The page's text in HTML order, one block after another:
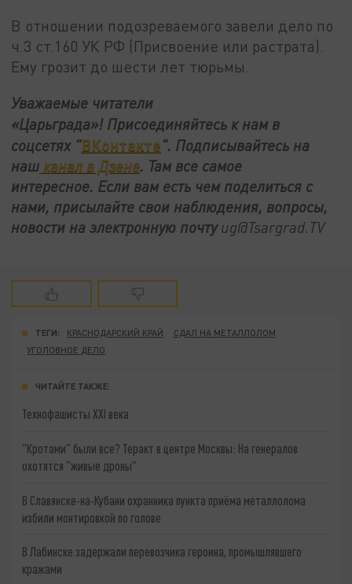
В отношении подозреваемого завели дело по
ч.3 ст.160 УК РФ (Присвоение или растрата).
Ему грозит до шести лет тюрьмы.
Уважаемые читатели
«Царьграда»! Присоединяйтесь к нам в
соцсетях "ВКонтакте". Подписывайтесь на
наш канал в Дзене. Там все самое
интересное. Если вам есть чем поделиться с
нами, присылайте свои наблюдения, вопросы,
новости на электронную почтуug@Tsargrad.TV
ТЕГИ: КРАСНОДАРСКИЙ КРАЙ
СДАЛ НА МЕТАЛЛОЛОМ
УГОЛОВНОЕ ДЕЛО
ЧИТАЙТЕ ТАКЖЕ:
Технофашисты XXI века
"Кротами" были все? Теракт в центре Москвы: На генералов
охотятся "живые дроны"
В Славянске-на-Кубани охранника пункта приёма металлолома
избили монтировкой по голове
В Лабинске задержали перевозчика героина, промышлявшего
кражами